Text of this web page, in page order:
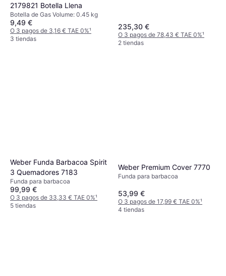
2179821 Botella Llena
Botella de Gas Volume: 0.45 kg
9,49 €
O 3 pagos de 3,16 € TAE 0%¹
3 tiendas
235,30 €
O 3 pagos de 78,43 € TAE 0%¹
2 tiendas
Weber Funda Barbacoa Spirit
3 Quemadores 7183
Funda para barbacoa
99,99 €
O 3 pagos de 33,33 € TAE 0%¹
5 tiendas
Weber Premium Cover 7770
Funda para barbacoa
53,99 €
O 3 pagos de 17,99 € TAE 0%¹
4 tiendas